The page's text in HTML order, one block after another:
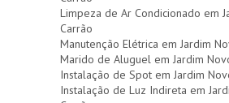
Limpeza de Ar Condicionado em
Carrão
Manutenção Elétrica em Jardim
Marido de Aluguel em Jardim
Instalação de Spot em Jardim
Instalação de Luz Indireta em